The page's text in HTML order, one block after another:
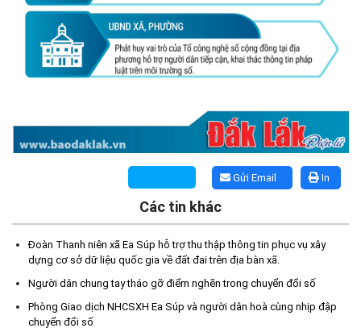
In
Gửi Email
Các tin khác
Đoàn Thanh niên xã Ea Súp hỗ trợ thu thập thông tin phục vụ xây
dựng cơ sở dữ liệu quốc gia về đất đai trên địa bàn xã.
Người dân chung tay tháo gỡ điểm nghẽn trong chuyển đổi số
Phòng Giao dịch NHCSXH Ea Súp và người dân hoà cùng nhịp đập
chuyển đổi số
Kế hoạch Tổ chức lấy mẫu hài cốt liệt sĩ đối với các mộ chưa
xác định được thông tin trong nghĩa trang liệt sĩ trên địa bàn xã
Ea Súp để giám định AND
(06/08/2026)